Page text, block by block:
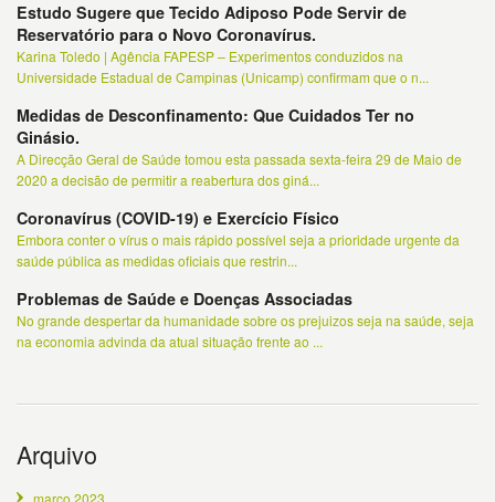
Estudo Sugere que Tecido Adiposo Pode Servir de
Reservatório para o Novo Coronavírus.
Karina Toledo | Agência FAPESP – Experimentos conduzidos na
Universidade Estadual de Campinas (Unicamp) confirmam que o n...
Medidas de Desconfinamento: Que Cuidados Ter no
Ginásio.
A Direcção Geral de Saúde tomou esta passada sexta-feira 29 de Maio de
2020 a decisão de permitir a reabertura dos giná...
Coronavírus (COVID-19) e Exercício Físico
Embora conter o vírus o mais rápido possível seja a prioridade urgente da
saúde pública as medidas oficiais que restrin...
Problemas de Saúde e Doenças Associadas
No grande despertar da humanidade sobre os prejuizos seja na saúde, seja
na economia advinda da atual situação frente ao ...
Arquivo